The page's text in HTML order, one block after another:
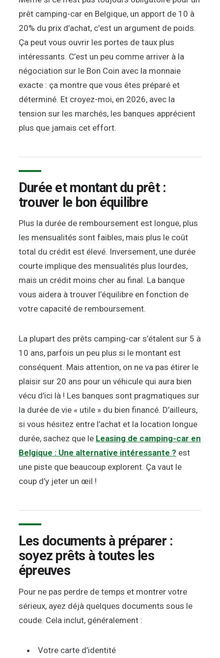
prêt camping-car en Belgique, un apport de 10 à
20% du prix d’achat, c’est un argument de poids.
Ça peut vous ouvrir les portes de taux plus
intéressants. C’est un peu comme arriver à la
négociation sur le Bon Coin avec la monnaie
exacte : ça montre que vous êtes préparé et
déterminé. Et croyez-moi, en 2026, avec la
tension sur les marchés, les banques apprécient
plus que jamais cet effort.
Durée et montant du prêt :
trouver le bon équilibre
Plus la durée de remboursement est longue, plus
les mensualités sont faibles, mais plus le coût
total du crédit est élevé. Inversement, une durée
courte implique des mensualités plus lourdes,
mais un crédit moins cher au final. La banque
vous aidera à trouver l’équilibre en fonction de
votre capacité de remboursement.
La plupart des prêts camping-car s’étalent sur 5 à
10 ans, parfois un peu plus si le montant est
conséquent. Mais attention, on ne va pas étirer le
plaisir sur 20 ans pour un véhicule qui aura bien
vécu d’ici là ! Les banques sont pragmatiques sur
la durée de vie « utile » du bien financé. D’ailleurs,
si vous hésitez entre l’achat et la location longue
durée, sachez que le Leasing de camping-car en
Belgique : Une alternative intéressante ? est
une piste que beaucoup explorent. Ça vaut le
coup d’y jeter un œil !
Les documents à préparer :
soyez prêts à toutes les
épreuves
Pour ne pas perdre de temps et montrer votre
sérieux, ayez déjà quelques documents sous le
coude. Cela inclut, généralement :
Votre carte d’identité